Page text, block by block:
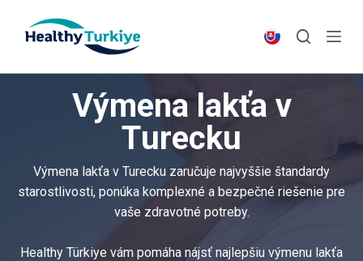
p
t
Výmena lakťa v
Turecku
Výmena lakťa v Turecku zaručuje najvyššie štandardy
starostlivosti, ponúka komplexné a bezpečné riešenie pre
vaše zdravotné potreby.
Healthy Türkiye vám pomáha nájsť najlepšiu výmenu lakťa